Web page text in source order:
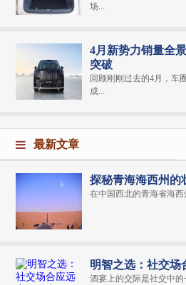
场...
4月新势力销量全
突破
回顾刚刚过去的4月，车
成...
最新文章
探秘青海海西州的
在中国西北的青海省海西
明智之选：社交场
酒宴上的交际是社交中